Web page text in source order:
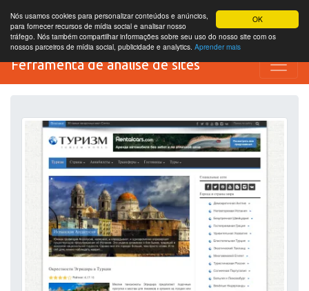
OK
Nós usamos cookies para personalizar conteúdos e anúncios,
para fornecer recursos de mídia social e analisar nosso
tráfego. Nós também compartilhar informações sobre seu uso do nosso site com os
nossos parceiros de mídia social, publicidade e analytics. Aprender mais
Ferramenta de análise de sites